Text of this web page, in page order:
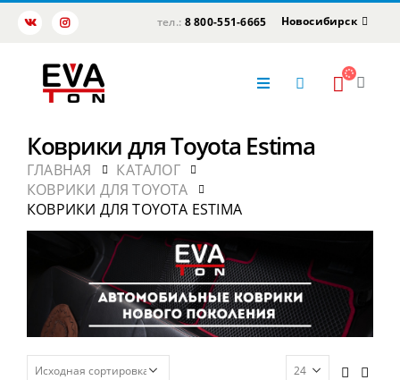
тел.: 8 800-551-6665 Новосибирск
Коврики для Toyota Estima
ГЛАВНАЯ
КАТАЛОГ
КОВРИКИ ДЛЯ TOYOTA
КОВРИКИ ДЛЯ TOYOTA ESTIMA